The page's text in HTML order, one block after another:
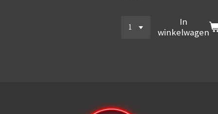
In
winkelwagen